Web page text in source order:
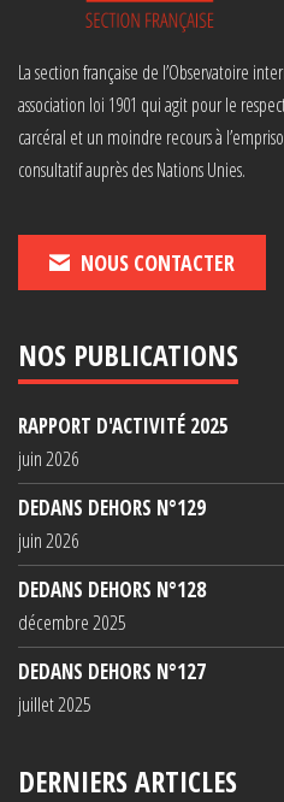
La section française de l’Observatoire
association loi 1901 qui agit pour le
carcéral et un moindre recours à
consultatif auprès des Nations Unies.
NOUS CONTACTER
NOS PUBLICATIONS
RAPPORT D'ACTIVITÉ 2025
juin 2026
DEDANS DEHORS N°129
juin 2026
DEDANS DEHORS N°128
décembre 2025
DEDANS DEHORS N°127
juillet 2025
DERNIERS ARTICLES